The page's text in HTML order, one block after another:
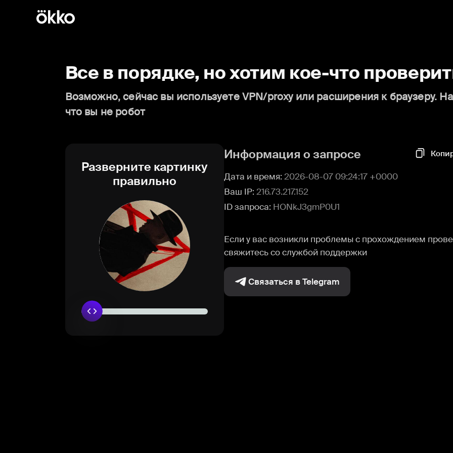
Все в порядке, но хотим кое-что
Возможно, сейчас вы используете VPN/proxy или расширения к браузеру.
что вы не робот
Разверните картинку
правильно
Информация о запросе
Дата и время: 2026-08-07 09:24:17 +0000
Ваш IP: 216.73.217.152
ID запроса: HONkJ3gmP0U1
Если у вас возникли проблемы с прохождением
свяжитесь со службой поддержки
Связаться в Telegram